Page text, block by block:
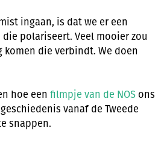
ingaan, is dat we er een
polariseert. Veel mooier zou
die verbindt. We doen
hoe eenfilmpje van de NOS ons
vanaf de Tweede
snappen.